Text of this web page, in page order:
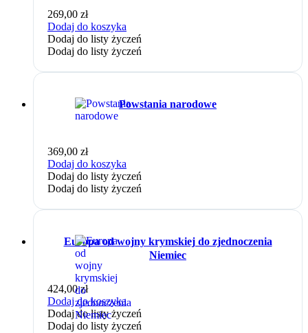
269,00 zł
Dodaj do koszyka
Dodaj do listy życzeń
Dodaj do listy życzeń
Powstania narodowe
369,00 zł
Dodaj do koszyka
Dodaj do listy życzeń
Dodaj do listy życzeń
Europa od wojny krymskiej do zjednoczenia
Niemiec
424,00zł
Dodaj do koszyka
Dodaj do listy życzeń
Dodaj do listy życzeń